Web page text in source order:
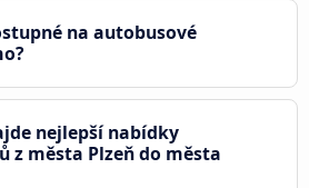
na autobusové
nejlepší nabídky
z města Plzeň do města